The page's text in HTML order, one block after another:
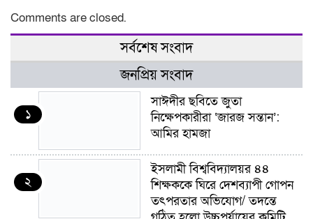
Comments are closed.
সর্বশেষ সংবাদ
জনপ্রিয় সংবাদ
১
সাঈদীর ছবিতে জুতা
নিক্ষেপকারীরা ‘জারজ সন্তান’:
আমির হামজা
২
ইসলামী বিশ্ববিদ্যালয়র ৪৪
শিক্ষককে ঘিরে দেশব্যাপী গোপন
তৎপরতার অভিযোগ/ তদন্তে